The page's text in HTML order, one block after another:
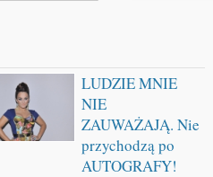
LUDZIE MNIE
NIE
ZAUWAŻAJĄ. Nie
przychodzą po
AUTOGRAFY!